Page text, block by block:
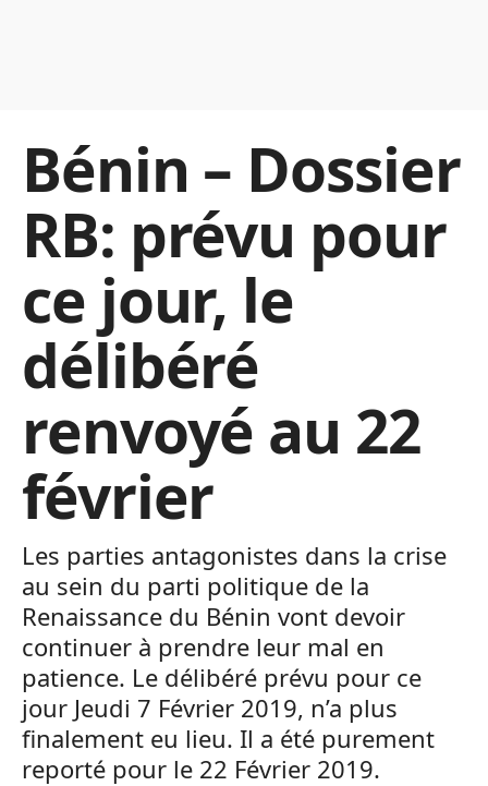
Bénin – Dossier
RB: prévu pour
ce jour, le
délibéré
renvoyé au 22
février
Les parties antagonistes dans la crise
au sein du parti politique de la
Renaissance du Bénin vont devoir
continuer à prendre leur mal en
patience. Le délibéré prévu pour ce
jour Jeudi 7 Février 2019, n’a plus
finalement eu lieu. Il a été purement
reporté pour le 22 Février 2019.